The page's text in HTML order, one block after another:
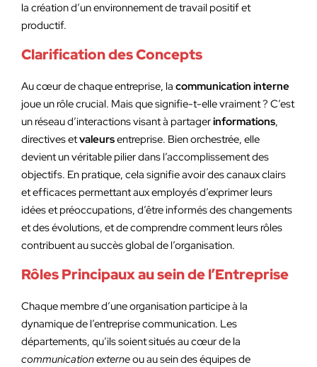
la création d’un environnement de travail positif et
productif.
Clarification des Concepts
Au cœur de chaque entreprise, la communication interne
joue un rôle crucial. Mais que signifie-t-elle vraiment ? C’est
un réseau d’interactions visant à partagerinformations,
directives etvaleursentreprise. Bien orchestrée, elle
devient un véritable pilier dans l’accomplissement des
objectifs. En pratique, cela signifie avoir des canaux clairs
et efficaces permettant aux employés d’exprimer leurs
idées et préoccupations, d’être informés des changements
et des évolutions, et de comprendre comment leurs rôles
contribuent au succès global de l’organisation.
Rôles Principaux au sein de l’Entreprise
Chaque membre d’une organisation participe à la
dynamique de l’entreprise communication. Les
départements, qu’ils soient situés au cœur de la
communication externeou au sein des équipes de